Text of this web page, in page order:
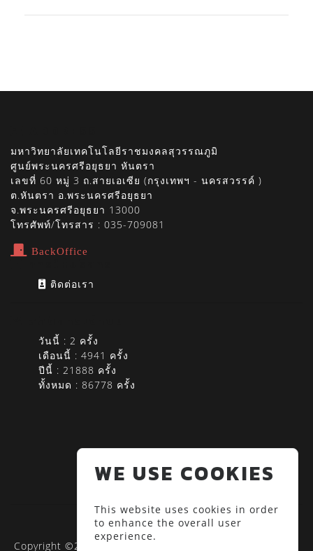
WE USE COOKIES
This website uses cookies in order
to enhance the overall user
experience.
มหาวิทยาลัยเทคโนโลยีราชมงคลสุวรรณภูมิ
ศูนย์พระนครศรีอยุธยา หันตรา
เลขที่ 60 หมู่ 3 ถ.สายเอเซีย (กรุงเทพฯ - นครสวรรค์ )
ต.หันตรา อ.พระนครศรีอยุธยา
จ.พระนครศรีอยุธยา 13000
โทรศัพท์/โทรสาร : 035-709081
BackOffice
ติดต่อเรา
วันนี้ : 2 ครั้ง
เดือนนี้ : 4941 ครั้ง
ปีนี้ : 21888 ครั้ง
ทั้งหมด : 86778 ครั้ง
Copyright ©2020 RUS-SDGs | มหาวิทยาลัยเทคโนโลยีราช